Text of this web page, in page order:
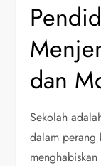
dan
Sekolah
dalam perang